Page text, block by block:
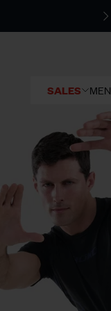
SALES MEN